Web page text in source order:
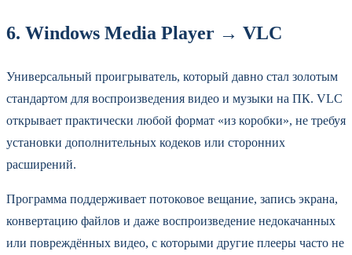
6. Windows Media Player → VLC
Универсальный проигрыватель, который давно стал золотым
стандартом для воспроизведения видео и музыки на ПК. VLC
открывает практически любой формат «из коробки», не требуя
установки дополнительных кодеков или сторонних
расширений.
Программа поддерживает потоковое вещание, запись экрана,
конвертацию файлов и даже воспроизведение недокачанных
или повреждённых видео, с которыми другие плееры часто не